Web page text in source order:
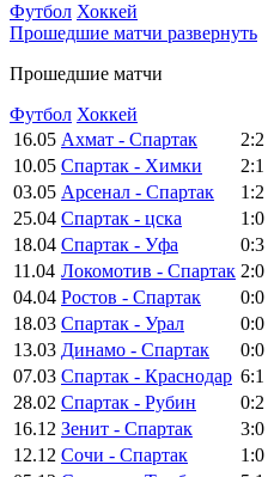
Футбол Хоккей
Прошедшие матчи развернуть
Прошедшие матчи
Футбол Хоккей
16.05 Ахмат - Спартак 2:2
10.05 Спартак - Химки 2:1
03.05 Арсенал - Спартак 1:2
25.04 Спартак - цска 1:0
18.04 Спартак - Уфа 0:3
11.04 Локомотив - Спартак 2:0
04.04 Ростов - Спартак 0:0
18.03 Спартак - Урал 0:0
13.03 Динамо - Спартак 0:0
07.03 Спартак - Краснодар 6:1
28.02 Спартак - Рубин 0:2
16.12 Зенит - Спартак 3:0
12.12 Сочи - Спартак 1:0